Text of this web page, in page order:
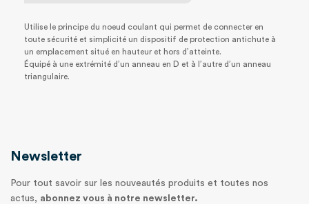
Utilise le principe du noeud coulant qui permet de connecter en
toute sécurité et simplicité un dispositif de protection antichute à
un emplacement situé en hauteur et hors d’atteinte.
Équipé à une extrémité d’un anneau en D et à l’autre d’un anneau
triangulaire.
Newsletter
Pour tout savoir sur les nouveautés produits et toutes nos
actus, abonnez vous à notre newsletter.